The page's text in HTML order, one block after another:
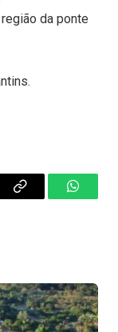
da ponte
Copy